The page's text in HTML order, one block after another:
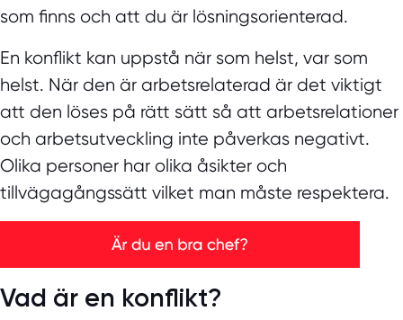
som finns och att du är lösningsorienterad.
En konflikt kan uppstå när som helst, var som
helst. När den är arbetsrelaterad är det viktigt
att den löses på rätt sätt så att arbetsrelationer
och arbetsutveckling inte påverkas negativt.
Olika personer har olika åsikter och
tillvägagångssätt vilket man måste respektera.
Vad är en konflikt?